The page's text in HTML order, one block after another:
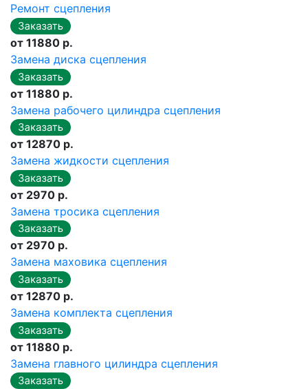
Ремонт сцепления
от 11880 р.
Замена диска сцепления
от 11880 р.
Замена рабочего цилиндра сцепления
от 12870 р.
Замена жидкости сцепления
от 2970 р.
Замена тросика сцепления
от 2970 р.
Замена маховика сцепления
от 12870 р.
Замена комплекта сцепления
от 11880 р.
Замена главного цилиндра сцепления